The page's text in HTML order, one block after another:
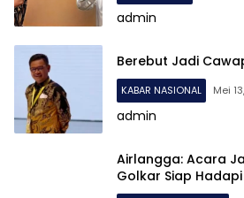
admin
Berebut Jadi
KABAR NASIONAL Mei
admin
Airlangga: Acara
Golkar Siap